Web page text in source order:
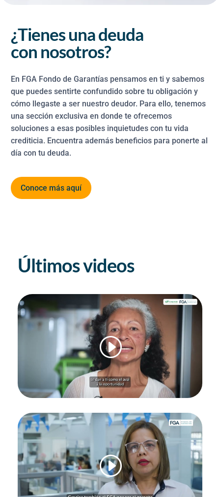
¿Tienes una deuda
con nosotros?
En FGA Fondo de Garantías pensamos en ti y sabemos
que puedes sentirte confundido sobre tu obligación y
cómo llegaste a ser nuestro deudor. Para ello, tenemos
una sección exclusiva en donde te ofrecemos
soluciones a esas posibles inquietudes con tu vida
crediticia. Encuentra además beneficios para ponerte al
día con tu deuda.
Conoce más aquí
Últimos videos